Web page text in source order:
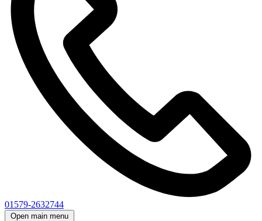
01579-2632744
Open main menu